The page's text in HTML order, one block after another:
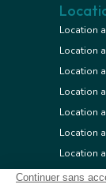
Location
Location
Location
Location
Location
Location
Location
Location